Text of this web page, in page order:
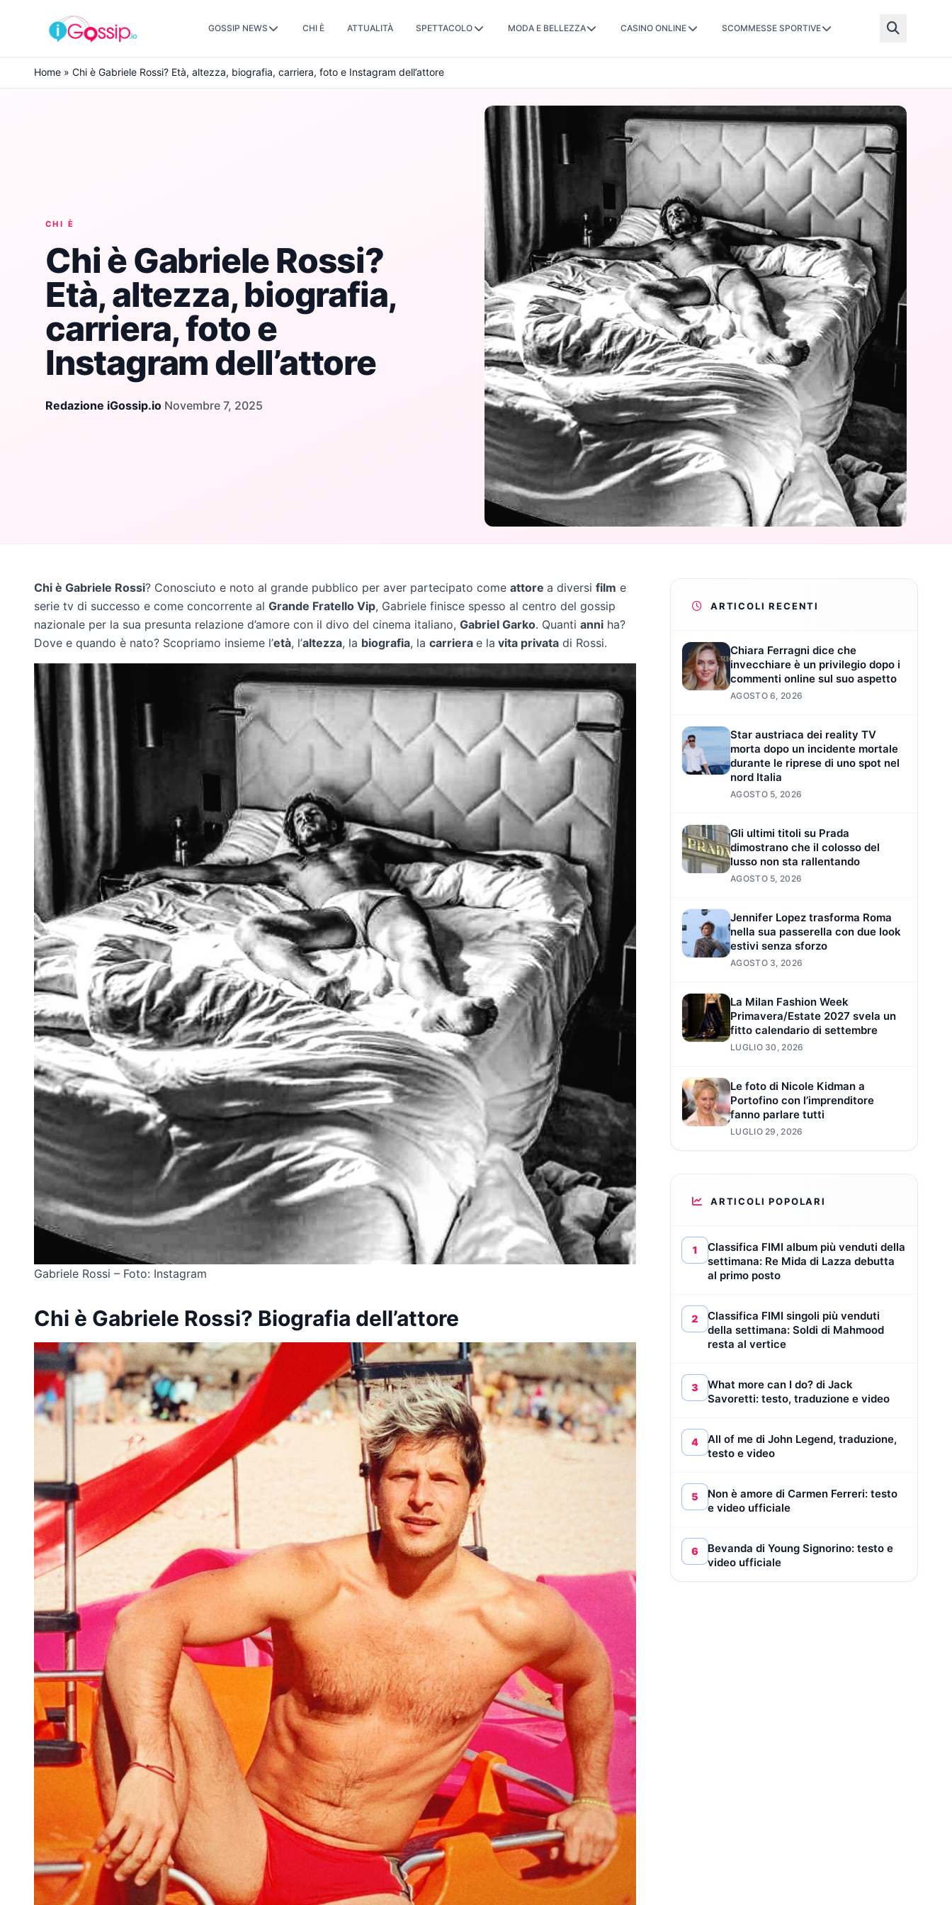
Skip to content
GOSSIP NEWS CHI È ATTUALITÀ SPETTACOLO MODA E BELLEZZA CASINO ONLINE SCOMMESSE SPORTIVE
Home » Chi è Gabriele Rossi? Età, altezza, biografia, carriera, foto e Instagram dell’attore
CHI È
Chi è Gabriele Rossi?
Età, altezza, biografia,
carriera, foto e
Instagram dell’attore
Redazione iGossip.io·Novembre 7, 2025
Chi è Gabriele Rossi? Conosciuto e noto al grande pubblico per aver partecipato come attore a diversi film e
serie tv di successo e come concorrente al Grande Fratello Vip, Gabriele finisce spesso al centro del gossip
nazionale per la sua presunta relazione d’amore con il divo del cinema italiano, Gabriel Garko. Quanti anni ha?
Dove e quando è nato? Scopriamo insieme l’età, l’altezza, la biografia, la carriera e la vita privata di Rossi.
Gabriele Rossi – Foto: Instagram
Chi è Gabriele Rossi? Biografia dell’attore
ARTICOLI RECENTI
Chiara Ferragni dice che
invecchiare è un privilegio dopo i
commenti online sul suo aspetto
AGOSTO 6, 2026
Star austriaca dei reality TV
morta dopo un incidente mortale
durante le riprese di uno spot nel
nord Italia
AGOSTO 5, 2026
Gli ultimi titoli su Prada
dimostrano che il colosso del
lusso non sta rallentando
AGOSTO 5, 2026
Jennifer Lopez trasforma Roma
nella sua passerella con due look
estivi senza sforzo
AGOSTO 3, 2026
La Milan Fashion Week
Primavera/Estate 2027 svela un
fitto calendario di settembre
LUGLIO 30, 2026
Le foto di Nicole Kidman a
Portofino con l’imprenditore
fanno parlare tutti
LUGLIO 29, 2026
ARTICOLI POPOLARI
1
Classifica FIMI album più venduti della
settimana: Re Mida di Lazza debutta
al primo posto
2
Classifica FIMI singoli più venduti
della settimana: Soldi di Mahmood
resta al vertice
3
What more can I do? di Jack
Savoretti: testo, traduzione e video
4
All of me di John Legend, traduzione,
testo e video
5
Non è amore di Carmen Ferreri: testo
e video ufficiale
6
Bevanda di Young Signorino: testo e
video ufficiale